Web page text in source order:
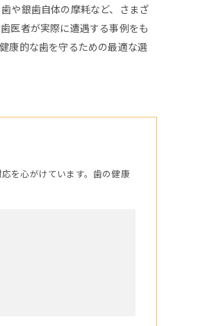
や銀歯自体の摩耗など、さまざ
医者が実際に遭遇する事例をも
康的な歯を守るための最適な選
を心がけています。歯の健康